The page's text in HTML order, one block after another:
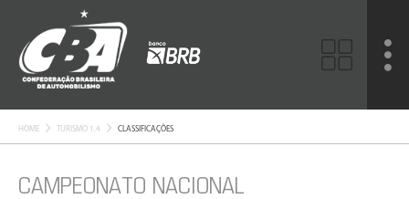
HOME TURISMO 1.4 CLASSIFICAÇÕES
CAMPEONATO NACIONAL